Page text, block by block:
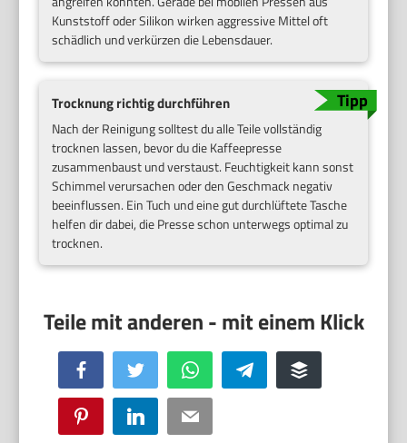
Kunststoff oder Silikon wirken aggressive Mittel oft
schädlich und verkürzen die Lebensdauer.
Trocknung richtig durchführen
Nach der Reinigung solltest du alle Teile vollständig
trocknen lassen, bevor du die Kaffeepresse
zusammenbaust und verstaust. Feuchtigkeit kann sonst
Schimmel verursachen oder den Geschmack negativ
beeinflussen. Ein Tuch und eine gut durchlüftete Tasche
helfen dir dabei, die Presse schon unterwegs optimal zu
trocknen.
Facebook Twitter WhatsApp Telegram Buffer
Pinterest LinkedIn Email